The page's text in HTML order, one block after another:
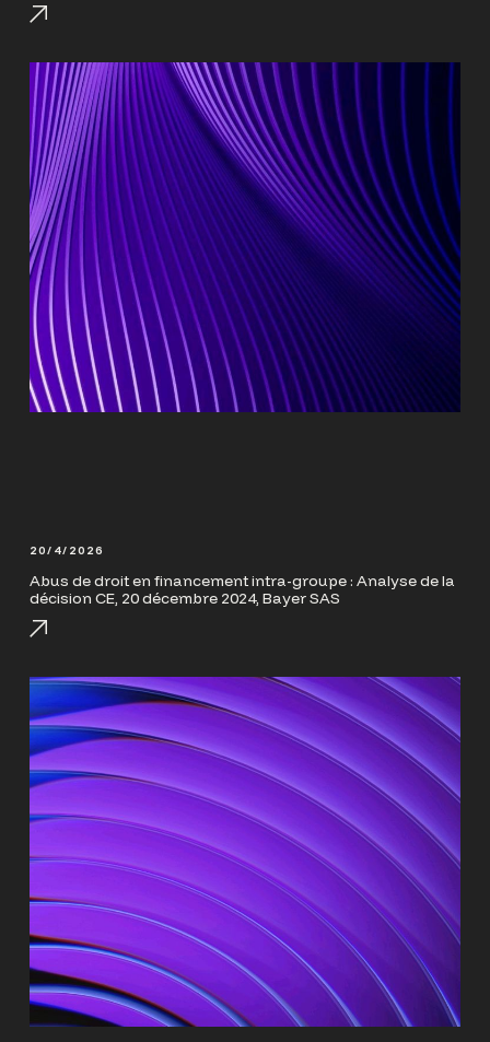
20/4/2026
Abus de droit en financement intra-groupe : Analyse de la
décision CE, 20 décembre 2024, Bayer SAS